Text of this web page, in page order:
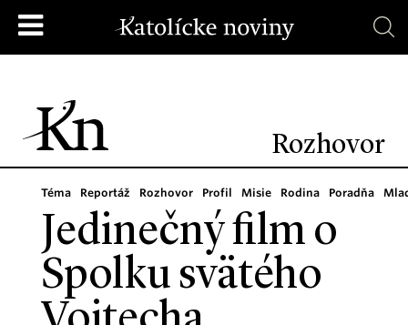
Rozhovor
Téma Reportáž Rozhovor Profil Misie Rodina Poradňa
Jedinečný film o
Spolku svätého